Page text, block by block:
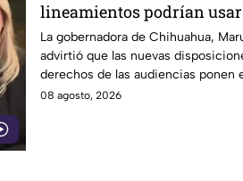
lineamientos podrían
sancionar a periodistas
La gobernadora de Chihuahua,
advirtió que las nuevas
derechos de las audiencias ponen
libertad de expresión y la labor
08 agosto, 2026